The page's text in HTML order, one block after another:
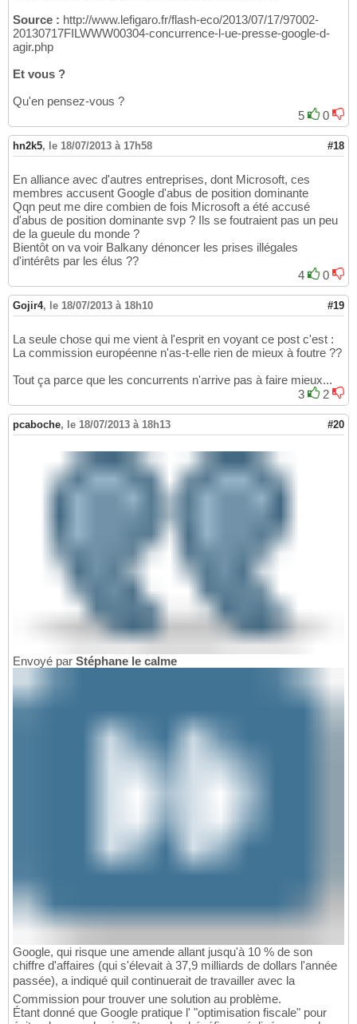
Source : http://www.lefigaro.fr/flash-eco/2013/07/17/97002-
20130717FILWWW00304-concurrence-l-ue-presse-google-d-
agir.php
Et vous ?
Qu'en pensez-vous ?
5
0
hn2k5, le 18/07/2013 à 17h58 #18
En alliance avec d'autres entreprises, dont Microsoft, ces
membres accusent Google d'abus de position dominante
Qqn peut me dire combien de fois Microsoft a été accusé
d'abus de position dominante svp ? Ils se foutraient pas un peu
de la gueule du monde ?
Bientôt on va voir Balkany dénoncer les prises illégales
d'intérêts par les élus ??
4
0
Gojir4, le 18/07/2013 à 18h10 #19
La seule chose qui me vient à l'esprit en voyant ce post c'est :
La commission européenne n'as-t-elle rien de mieux à foutre ??
Tout ça parce que les concurrents n'arrive pas à faire mieux...
3
2
pcaboche, le 18/07/2013 à 18h13 #20
Envoyé par Stéphane le calme
Google, qui risque une amende allant jusqu'à 10 % de son
chiffre d'affaires (qui s'élevait à 37,9 milliards de dollars l'année
passée), a indiqué quil continuerait de travailler avec la
Commission pour trouver une solution au problème.
Étant donné que Google pratique l' "optimisation fiscale" pour